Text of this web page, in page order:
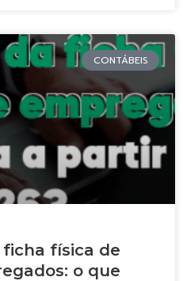
CONTÁBEIS
física de
o que